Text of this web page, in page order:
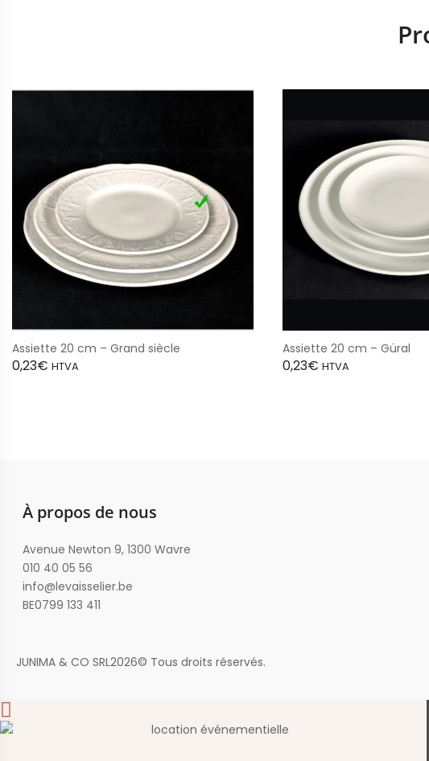
Assiette 20 cm – Grand siècle
0,23€ HTVA
Assiette 20 cm – Güral
0,23€ HTVA
À propos de nous
Avenue Newton 9, 1300 Wavre
010 40 05 56
info@levaisselier.be
BE0799 133 411
JUNIMA & CO SRL2026© Tous droits réservés.